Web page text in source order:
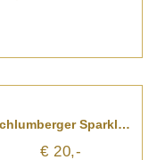
Schlumberger Sparkling Brut
€ 20,-